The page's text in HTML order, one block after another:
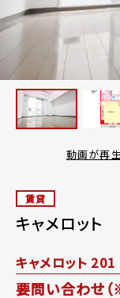
動画が再
賃貸
キャメロット
キャメロット 201
要問い合わせ（